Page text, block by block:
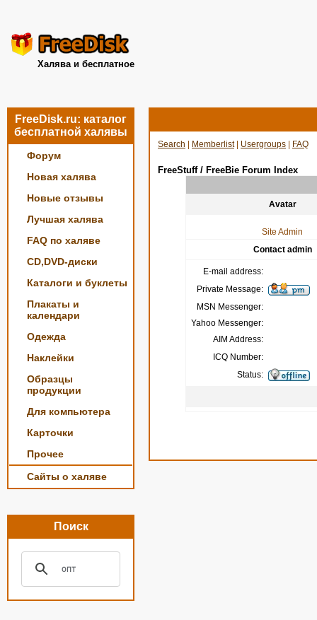
Халява и бесплатное
FreeDisk.ru: каталог
бесплатной халявы
Форум
Новая халява
Новые отзывы
Лучшая халява
FAQ по халяве
CD,DVD-диски
Каталоги и буклеты
Плакаты и
календари
Одежда
Наклейки
Образцы
продукции
Для компьютера
Карточки
Прочее
Сайты о халяве
Поиск
Search Memberlist| Usergroups FAQ
FreeStuff / FreeBie Forum Index
Avatar
Site Admin
Contact admin
E-mail address:
Private Message:
MSN Messenger:
Yahoo Messenger:
AIM Address:
ICQ Number:
Status: